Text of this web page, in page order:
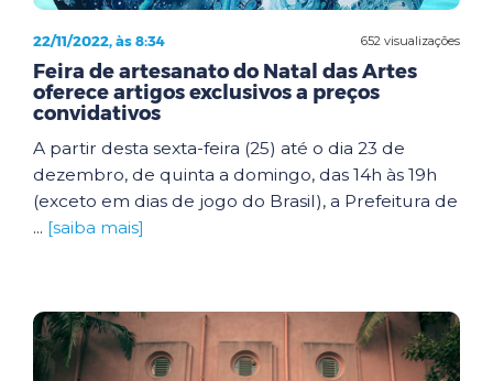
652 visualizações
22/11/2022, às 8:34
Feira de artesanato do Natal das Artes
oferece artigos exclusivos a preços
convidativos
A partir desta sexta-feira (25) até o dia 23 de
dezembro, de quinta a domingo, das 14h às 19h
(exceto em dias de jogo do Brasil), a Prefeitura de
... [saiba mais]